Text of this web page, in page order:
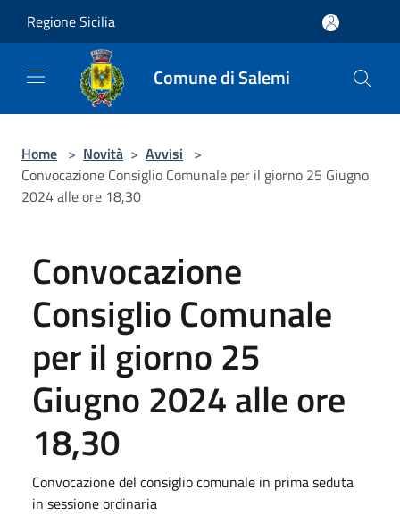
Regione Sicilia
Comune di Salemi
Home > Novità > Avvisi >
Convocazione Consiglio Comunale per il giorno 25 Giugno
2024 alle ore 18,30
Convocazione
Consiglio Comunale
per il giorno 25
Giugno 2024 alle ore
18,30
Convocazione del consiglio comunale in prima seduta
in sessione ordinaria